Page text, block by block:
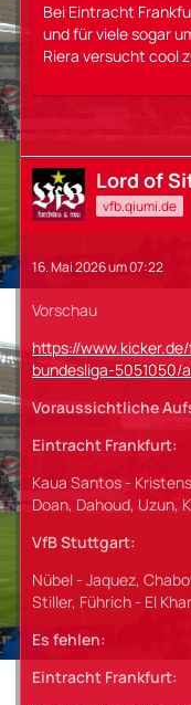
Bei Eintracht
und für viele sogar
Riera versucht cool
Lord of
vfb.qiumi.de
16. Mai 2026 um 07:22
Vorschau
https://
bundesliga-5051050/
Voraussichtliche
Eintracht Frankfurt:
Kaua Santos -
Doan, Dahoud, Uzun,
VfB Stuttgart:
Nübel - Jaquez,
Stiller, Führich - El
Es fehlen:
Eintracht Frankfurt: